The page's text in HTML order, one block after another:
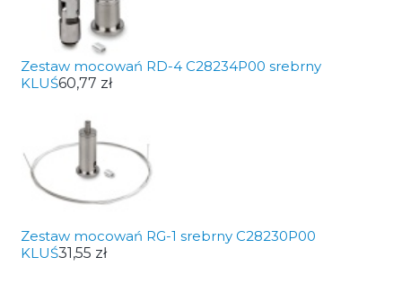
Zestaw mocowań RD-4 C28234P00 srebrny
KLUŚ60,77 zł
Zestaw mocowań RG-1 srebrny C28230P00
KLUŚ31,55 zł